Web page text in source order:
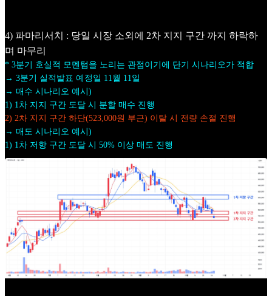
4) 파마리서치 : 당일 시장 소외에 2차 지지 구간 까지 하락하
며 마무리
* 3분기 호실적 모멘텀을 노리는 관점이기에 단기 시나리오가 적합
→ 3분기 실적발표 예정일 11월 11일
→ 매수 시나리오 예시)
1) 1차 지지 구간 도달 시 분할 매수 진행
2) 2차 지지 구간 하단(523,000원 부근) 이탈 시 전량 손절 진행
→ 매도 시나리오 예시)
1) 1차 저항 구간 도달 시 50% 이상 매도 진행